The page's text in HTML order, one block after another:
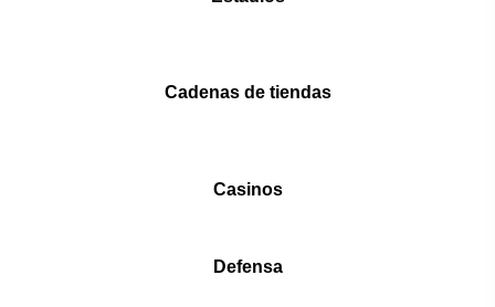
Cadenas de tiendas
Casinos
Defensa